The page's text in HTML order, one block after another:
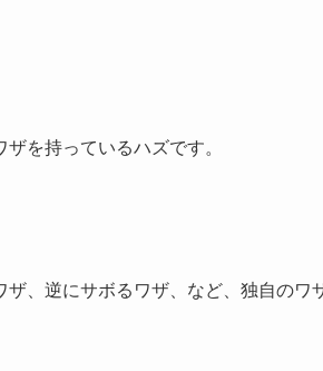
を持っているハズです。
、逆にサボるワザ、など、独自のワ